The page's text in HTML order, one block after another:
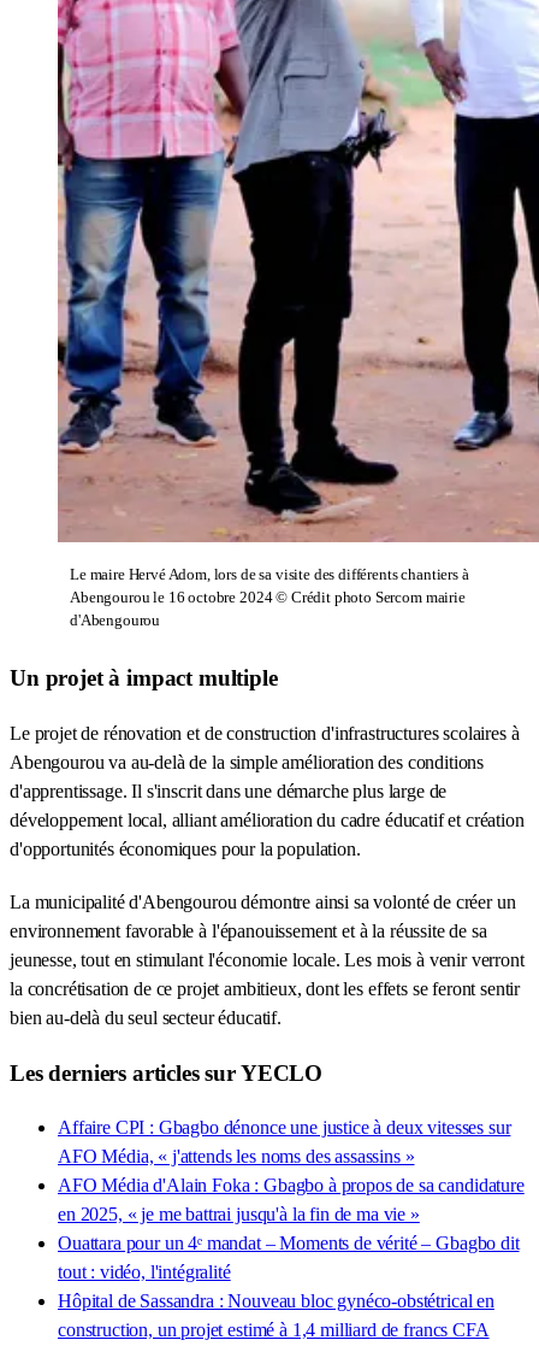
Le maire Hervé Adom, lors de sa visite des différents chantiers à
Abengourou le 16 octobre 2024 © Crédit photo Sercom mairie
d'Abengourou
Un projet à impact multiple
Le projet de rénovation et de construction d'infrastructures scolaires à
Abengourou va au-delà de la simple amélioration des conditions
d'apprentissage. Il s'inscrit dans une démarche plus large de
développement local, alliant amélioration du cadre éducatif et création
d'opportunités économiques pour la population.
La municipalité d'Abengourou démontre ainsi sa volonté de créer un
environnement favorable à l'épanouissement et à la réussite de sa
jeunesse, tout en stimulant l'économie locale. Les mois à venir verront
la concrétisation de ce projet ambitieux, dont les effets se feront sentir
bien au-delà du seul secteur éducatif.
Les derniers articles sur YECLO
Affaire CPI : Gbagbo dénonce une justice à deux vitesses sur
AFO Média, « j'attends les noms des assassins »
AFO Média d'Alain Foka : Gbagbo à propos de sa candidature
en 2025, « je me battrai jusqu'à la fin de ma vie »
Ouattara pour un 4ᵉ mandat – Moments de vérité – Gbagbo dit
tout : vidéo, l'intégralité
Hôpital de Sassandra : Nouveau bloc gynéco-obstétrical en
construction, un projet estimé à 1,4 milliard de francs CFA